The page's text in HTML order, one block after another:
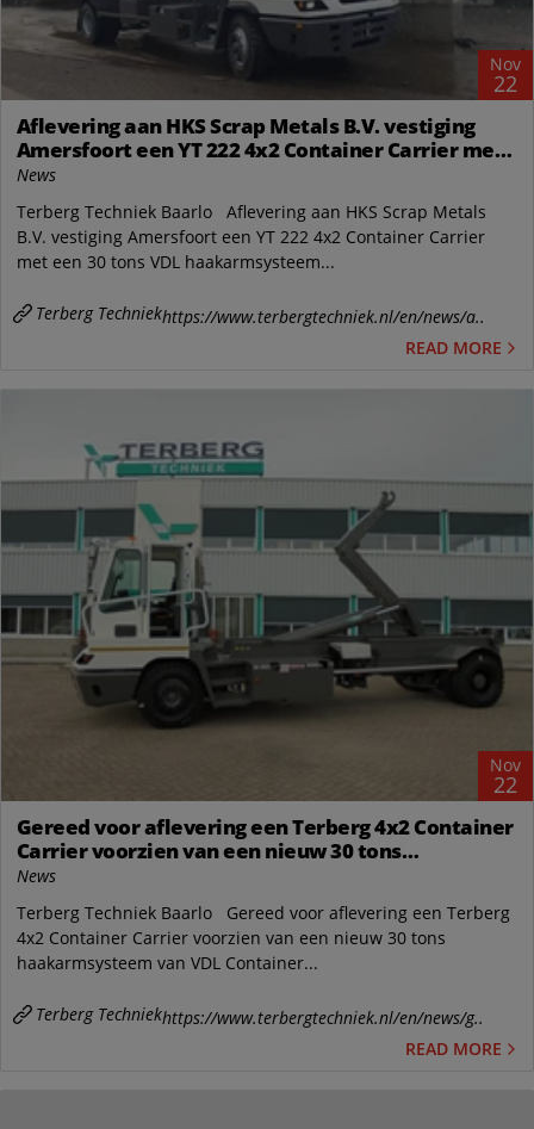
Nov
22
Aflevering aan HKS Scrap Metals B.V. vestiging
Amersfoort een YT 222 4x2 Container Carrier met
een 30 tons VDL haakarmsysteem
News
Terberg Techniek Baarlo Aflevering aan HKS Scrap Metals
B.V. vestiging Amersfoort een YT 222 4x2 Container Carrier
met een 30 tons VDL haakarmsysteem...
Terberg Techniekhttps://www.terbergtechniek.nl/en/news/a..
READ MORE
Nov
22
Gereed voor aflevering een Terberg 4x2 Container
Carrier voorzien van een nieuw 30 tons
haakarmsysteem van VDL Container Systems bv
News
Terberg Techniek Baarlo Gereed voor aflevering een Terberg
4x2 Container Carrier voorzien van een nieuw 30 tons
haakarmsysteem van VDL Container...
Terberg Techniekhttps://www.terbergtechniek.nl/en/news/g..
READ MORE